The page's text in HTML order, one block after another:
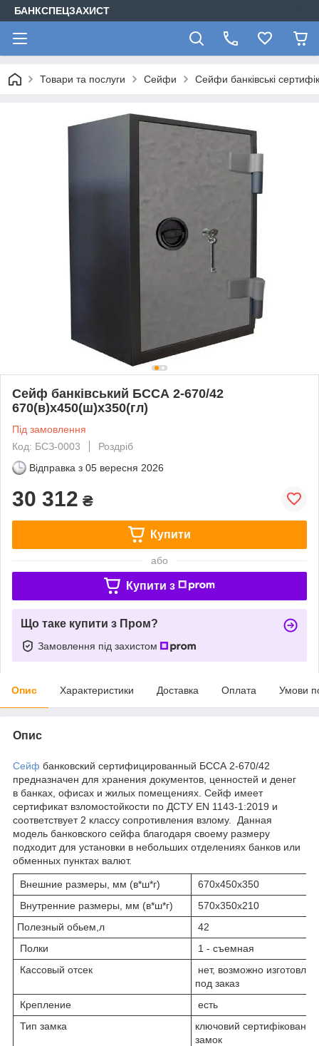
БАНКСПЕЦЗАХИСТ
Товари та послуги Сейфи Сейфи банківські
Сейф банківський БССА 2-670/42
670(в)х450(ш)х350(гл)
Під замовлення
Код: БСЗ-0003
Роздріб
Відправка з 05 вересня 2026
30 312 ₴
Купити
або
Купити з
Що таке купити з Пром?
Замовлення під захистом
Опис Характеристики Доставка Оплата Умови
Опис
Сейф банковский сертифицированный БССА 2-670/42
предназначен для хранения документов, ценностей и денег
в банках, офисах и жилых помещениях. Сейф имеет
сертификат взломостойкости по ДСТУ ЕN 1143-1:2019 и
соответствует 2 классу сопротивления взлому. Данная
модель банковского сейфа благодаря своему размеру
подходит для установки в небольших отделениях банков или
обменных пунктах валют.
Внешние размеры, мм (в*ш*г)
670х450х350
Внутренние размеры, мм (в*ш*г)
570х350х210
Полезный обьем,л
42
Полки
1 - съемная
Кассовый отсек
нет, возможно
под заказ
Крепление
есть
Тип замка
ключовий сертифікований
замок